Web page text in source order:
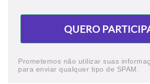
QUERO
Prometemos não utilizar suas
para enviar qualquer tipo de SPAM.